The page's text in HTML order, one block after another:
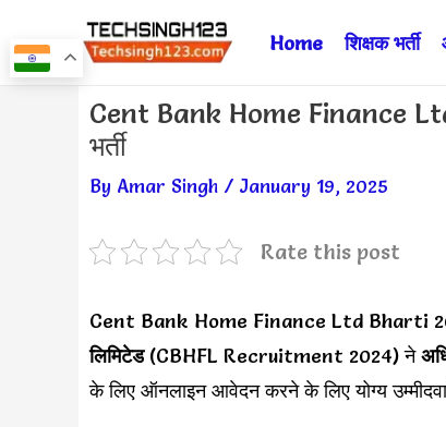
to
Home शिक्षक भर्ती
Cent Bank Home Finance
भर्ती
By Amar Singh / January 19, 2025
Rate this post
Cent Bank Home Finance Ltd Bharti
लिमिटेड(CBHFL Recruitment 2024) ने
के लिए ऑनलाइन आवेदन करने के लिए योग्य
Post
navigation